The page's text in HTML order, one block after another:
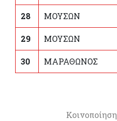
28 ΜΟΥΣΩΝ
29 ΜΟΥΣΩΝ
30 ΜΑΡΑΘΩΝΟΣ
Κοινοποίηση